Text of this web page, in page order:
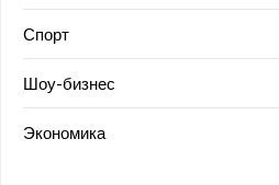
Спорт
Шоу-бизнес
Экономика